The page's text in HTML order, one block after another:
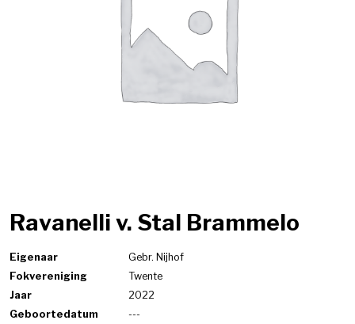
Ravanelli v. Stal Brammelo
Eigenaar
Gebr. Nijhof
Fokvereniging
Twente
Jaar
2022
Geboortedatum
---